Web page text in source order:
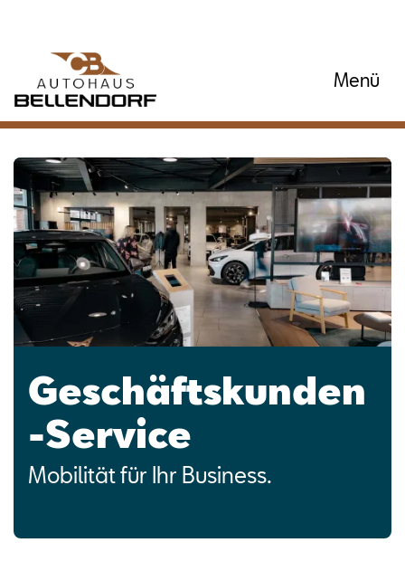
Menü
Geschäftskunden
-Service
Mobilität für Ihr Business.